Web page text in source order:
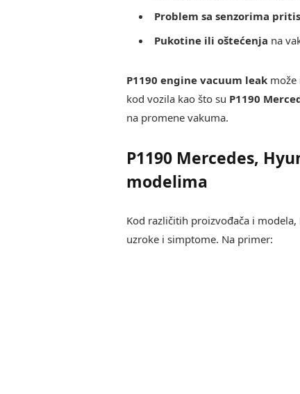
Problem sa senzorima
Pukotine ili oštećenja na
P1190 engine vacuum leakmože
kod vozila kao što su P1190
na promene vakuma.
P1190 Mercedes,
modelima
Kod različitih proizvođača i modela,
uzroke i simptome. Na primer: